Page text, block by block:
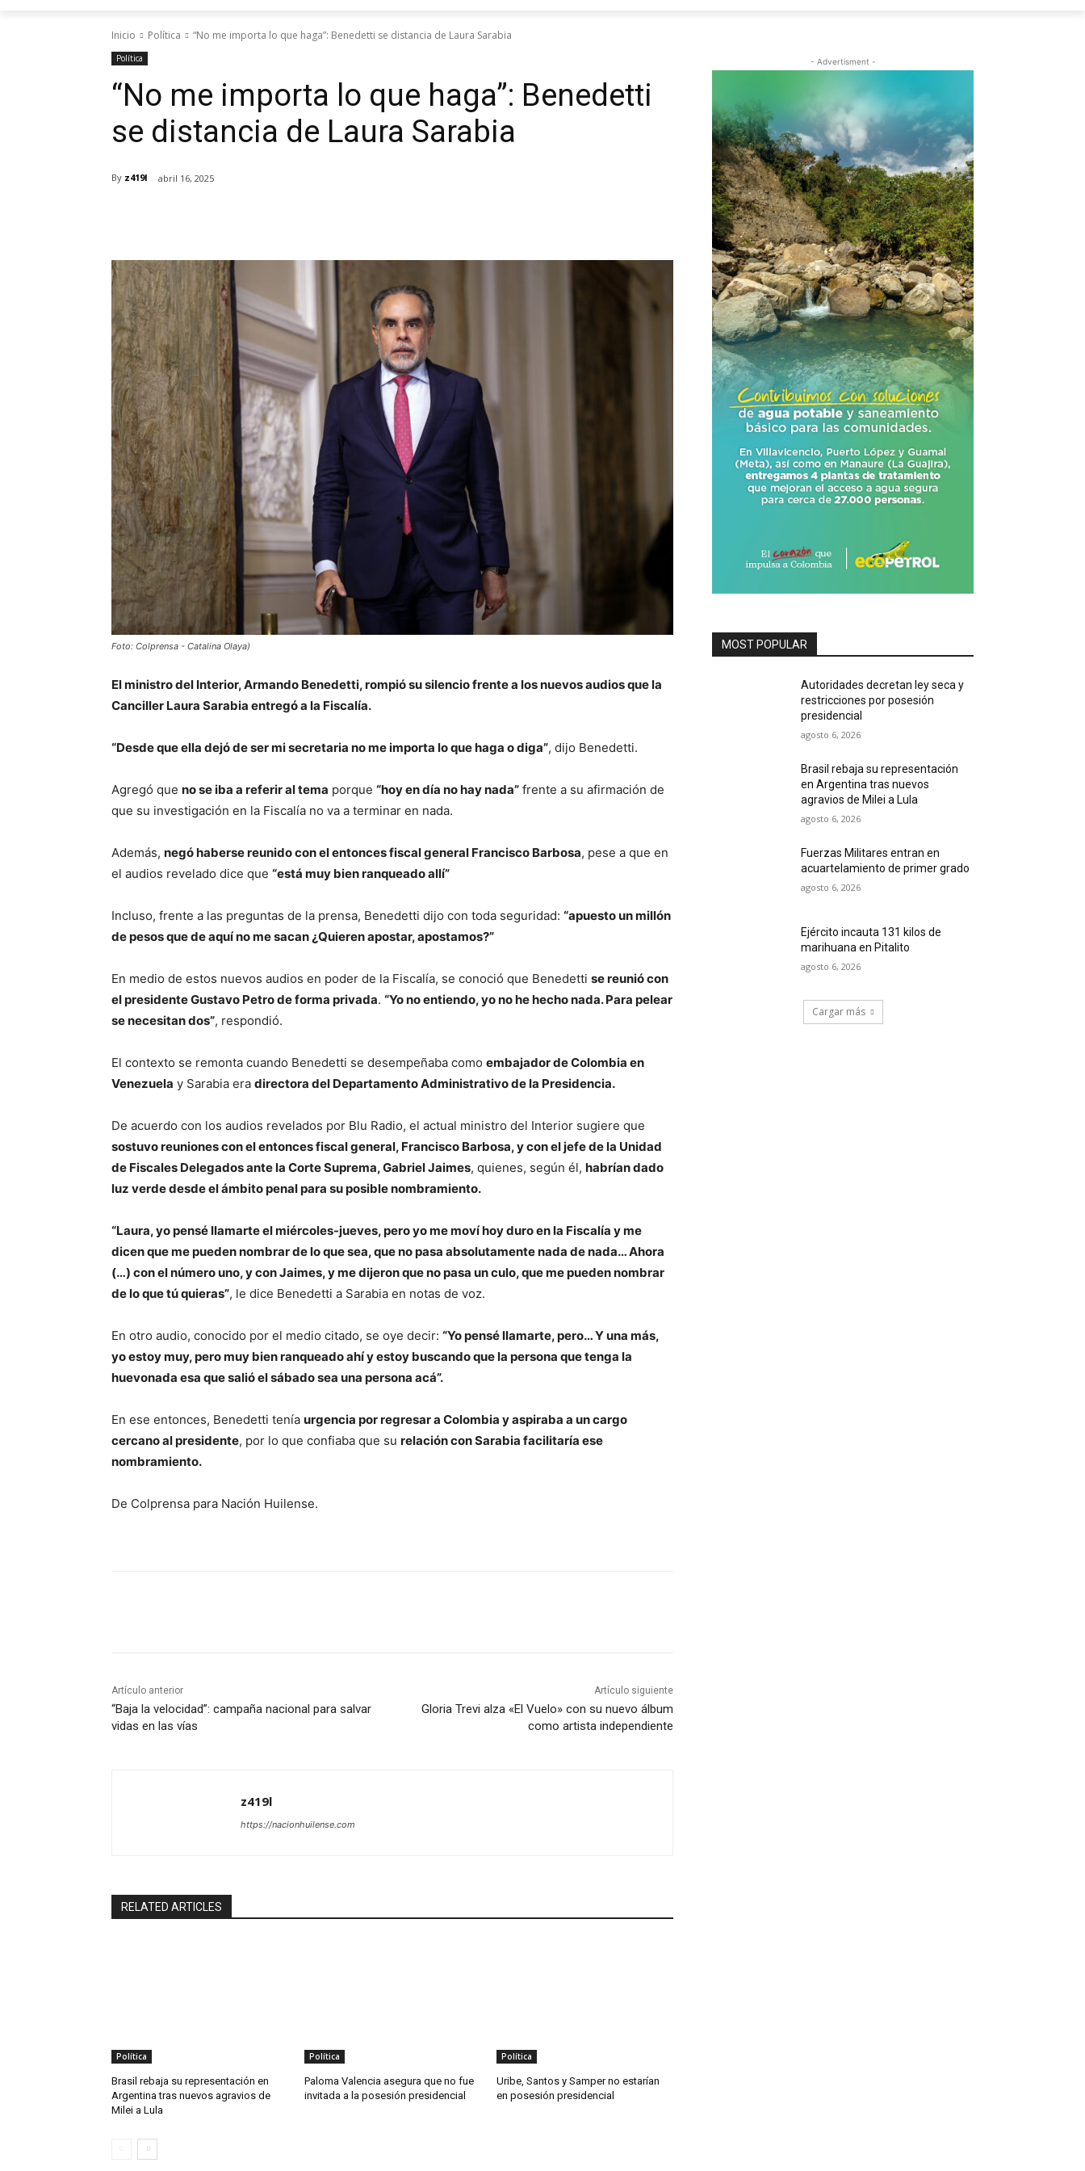
Inicio Política “No me importa lo que haga”: Benedetti se distancia de Laura Sarabia
Política
“No me importa lo que haga”: Benedetti
se distancia de Laura Sarabia
By z419l abril 16, 2025
Foto: Colprensa - Catalina Olaya)
El ministro del Interior, Armando Benedetti, rompió su silencio frente a los nuevos audios que la
Canciller Laura Sarabia entregó a la Fiscalía.
“Desde que ella dejó de ser mi secretaria no me importa lo que haga o diga”, dijo Benedetti.
Agregó que no se iba a referir al tema porque “hoy en día no hay nada” frente a su afirmación de
que su investigación en la Fiscalía no va a terminar en nada.
Además, negó haberse reunido con el entonces fiscal general Francisco Barbosa, pese a que en
el audios revelado dice que “está muy bien ranqueado allí”
Incluso, frente a las preguntas de la prensa, Benedetti dijo con toda seguridad: “apuesto un millón
de pesos que de aquí no me sacan ¿Quieren apostar, apostamos?”
En medio de estos nuevos audios en poder de la Fiscalía, se conoció que Benedetti se reunió con
el presidente Gustavo Petro de forma privada. “Yo no entiendo, yo no he hecho nada. Para pelear
se necesitan dos”, respondió.
El contexto se remonta cuando Benedetti se desempeñaba como embajador de Colombia en
Venezuela y Sarabia era directora del Departamento Administrativo de la Presidencia.
De acuerdo con los audios revelados por Blu Radio, el actual ministro del Interior sugiere que
sostuvo reuniones con el entonces fiscal general, Francisco Barbosa, y con el jefe de la Unidad
de Fiscales Delegados ante la Corte Suprema, Gabriel Jaimes, quienes, según él, habrían dado
luz verde desde el ámbito penal para su posible nombramiento.
“Laura, yo pensé llamarte el miércoles-jueves, pero yo me moví hoy duro en la Fiscalía y me
dicen que me pueden nombrar de lo que sea, que no pasa absolutamente nada de nada… Ahora
(…) con el número uno, y con Jaimes, y me dijeron que no pasa un culo, que me pueden nombrar
de lo que tú quieras”, le dice Benedetti a Sarabia en notas de voz.
En otro audio, conocido por el medio citado, se oye decir: “Yo pensé llamarte, pero… Y una más,
yo estoy muy, pero muy bien ranqueado ahí y estoy buscando que la persona que tenga la
huevonada esa que salió el sábado sea una persona acá”.
En ese entonces, Benedetti tenía urgencia por regresar a Colombia y aspiraba a un cargo
cercano al presidente, por lo que confiaba que su relación con Sarabia facilitaría ese
nombramiento.
De Colprensa para Nación Huilense.
Artículo anterior
“Baja la velocidad”: campaña nacional para salvar
vidas en las vías
Artículo siguiente
Gloria Trevi alza «El Vuelo» con su nuevo álbum
como artista independiente
z419l
https://nacionhuilense.com
RELATED ARTICLES
Política
Brasil rebaja su representación en
Argentina tras nuevos agravios de
Milei a Lula
Política
Paloma Valencia asegura que no fue
invitada a la posesión presidencial
Política
Uribe, Santos y Samper no estarían
en posesión presidencial
- Advertisment -
MOST POPULAR
Autoridades decretan ley seca y
restricciones por posesión
presidencial
agosto 6, 2026
Brasil rebaja su representación
en Argentina tras nuevos
agravios de Milei a Lula
agosto 6, 2026
Fuerzas Militares entran en
acuartelamiento de primer grado
agosto 6, 2026
Ejército incauta 131 kilos de
marihuana en Pitalito
agosto 6, 2026
Cargar más